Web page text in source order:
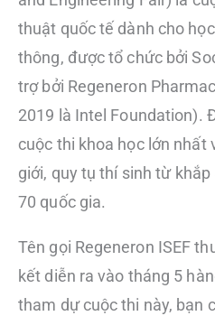
thuật quốc tế dành cho
thông, được tổ chức bởi
trợ bởi Regeneron
2019 là Intel Foundation).
cuộc thi khoa học lớn nhất
giới, quy tụ thí sinh từ
70 quốc gia.
Tên gọi Regeneron ISEF
kết diễn ra vào tháng 5
tham dự cuộc thi này, bạn